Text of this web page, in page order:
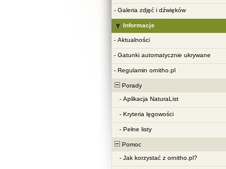
- Galeria zdjęć i dźwięków
Informacje
- Aktualności
- Gatunki automatycznie ukrywane
- Regulamin ornitho.pl
Porady
- Aplikacja NaturaList
- Kryteria lęgowości
- Pełne listy
Pomoc
- Jak korzystać z ornitho.pl?